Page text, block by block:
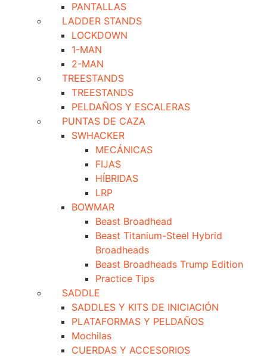
PANTALLAS
LADDER STANDS
LOCKDOWN
1-MAN
2-MAN
TREESTANDS
TREESTANDS
PELDAÑOS Y ESCALERAS
PUNTAS DE CAZA
SWHACKER
MECÁNICAS
FIJAS
HÍBRIDAS
LRP
BOWMAR
Beast Broadhead
Beast Titanium-Steel Hybrid
Broadheads
Beast Broadheads Trump Edition
Practice Tips
SADDLE
SADDLES Y KITS DE INICIACIÓN
PLATAFORMAS Y PELDAÑOS
Mochilas
CUERDAS Y ACCESORIOS